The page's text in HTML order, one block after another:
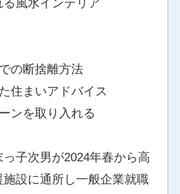
る風水インテリア
の断捨離方法
住まいアドバイス
ンを取り入れる
子次男が2024年春から高
設に通所し一般企業就職